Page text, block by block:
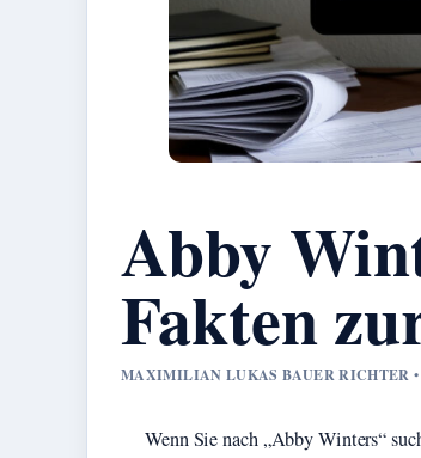
Abby
Fakten
MAXIMILIAN LUKAS BAUER RICHTER •
Wenn Sie nach „Abby Winters“